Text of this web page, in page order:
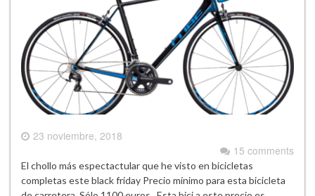
23 noviembre, 2018
15 comments
El chollo más espectactular que he visto en bicicletas
completas este black friday Precio mínimo para esta bicicleta